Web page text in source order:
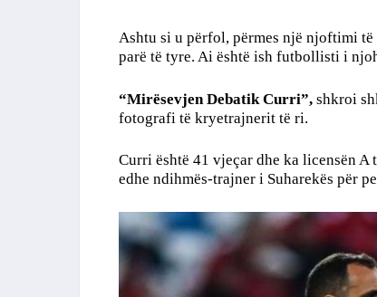
Ashtu si u përfol, përmes një njoftimi
parë të tyre. Ai është ish futbollisti i
“Mirësevjen Debatik Curri”, shkroi
fotografi të kryetrajnerit të ri.
Curri është 41 vjeçar dhe ka licensën A
edhe ndihmës-trajner i Suharekës për